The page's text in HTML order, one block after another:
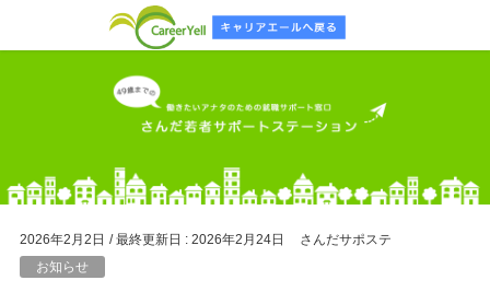
2026年2月2日 / 最終更新日 : 2026年2月24日
さんだサポステ
お知らせ